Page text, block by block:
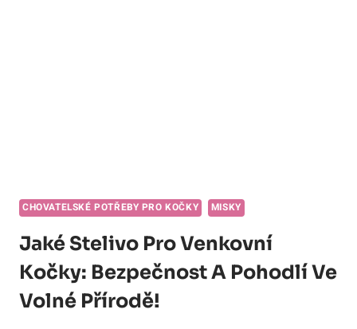
CHOVATELSKÉ POTŘEBY PRO KOČKY MISKY
Jaké Stelivo Pro Venkovní
Kočky: Bezpečnost A Pohodlí Ve
Volné Přírodě!